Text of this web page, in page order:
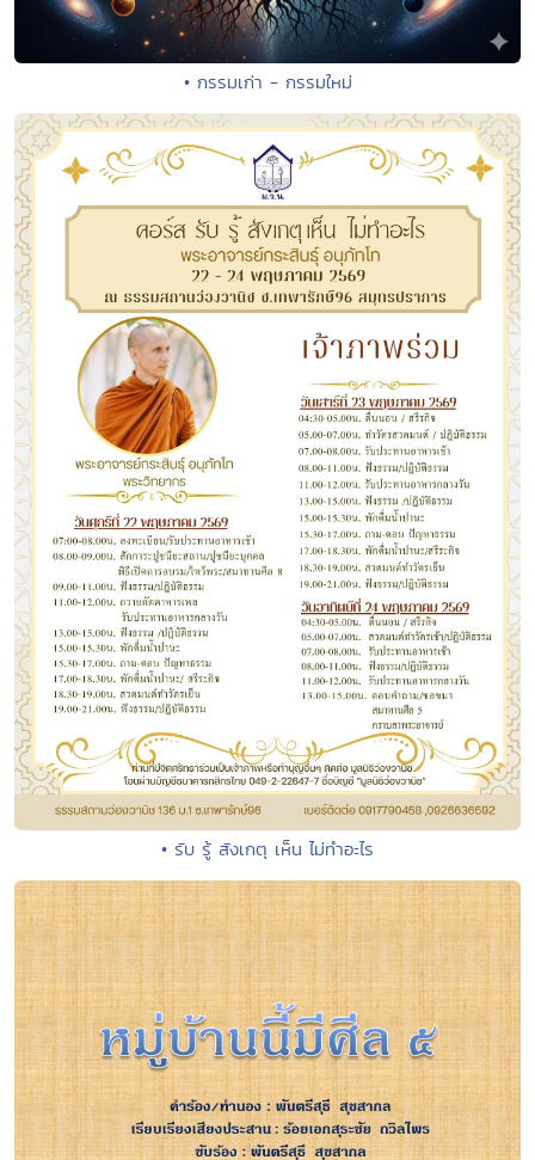
• กรรมเก่า - กรรมใหม่
• รับ รู้ สังเกตุ เห็น ไม่ทำอะไร